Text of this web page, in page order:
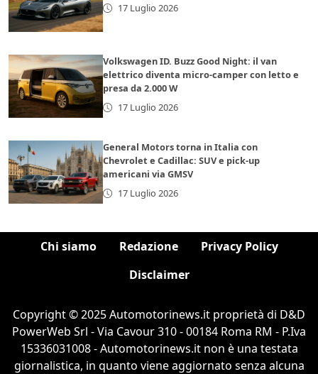
17 Luglio 2026
Volkswagen ID. Buzz Good Night: il van
elettrico diventa micro-camper con letto e
presa da 2.000 W
17 Luglio 2026
General Motors torna in Italia con
Chevrolet e Cadillac: SUV e pick-up
americani via GMSV
17 Luglio 2026
Chi siamo Redazione
Privacy Policy
Disclaimer
Copyright © 2025 Automotorinews.it proprietà di D&D
PowerWeb Srl - Via Cavour 310 - 00184 Roma RM - P.Iva
15336031008 - Automotorinews.it non è una testata
giornalistica, in quanto viene aggiornato senza alcuna